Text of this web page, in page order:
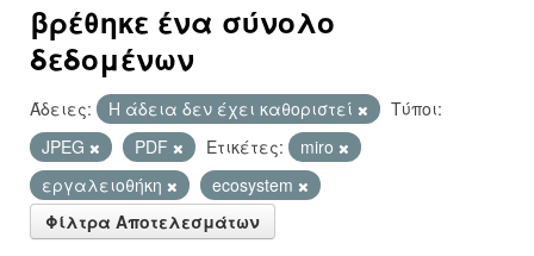
βρέθηκε ένα σύνολο
δεδομένων
Άδειες: Η άδεια δεν έχει καθοριστεί
Τύποι:
JPEG
PDF Ετικέτες:
miro
εργαλειοθήκη
ecosystem
Φίλτρα Αποτελεσμάτων